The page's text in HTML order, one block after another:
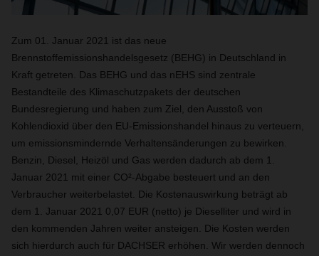
Zum 01. Januar 2021 ist das neue
Brennstoffemissionshandelsgesetz (BEHG) in Deutschland in
Kraft getreten. Das BEHG und das nEHS sind zentrale
Bestandteile des Klimaschutzpakets der deutschen
Bundesregierung und haben zum Ziel, den Ausstoß von
Kohlendioxid über den EU-Emissionshandel hinaus zu verteuern,
um emissionsmindernde Verhaltensänderungen zu bewirken.
Benzin, Diesel, Heizöl und Gas werden dadurch ab dem 1.
Januar 2021 mit einer CO²-Abgabe besteuert und an den
Verbraucher weiterbelastet. Die Kostenauswirkung beträgt ab
dem 1. Januar 2021 0,07 EUR (netto) je Dieselliter und wird in
den kommenden Jahren weiter ansteigen. Die Kosten werden
sich hierdurch auch für DACHSER erhöhen. Wir werden dennoch